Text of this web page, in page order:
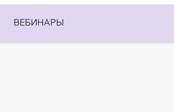
ВЕБИНАРЫ